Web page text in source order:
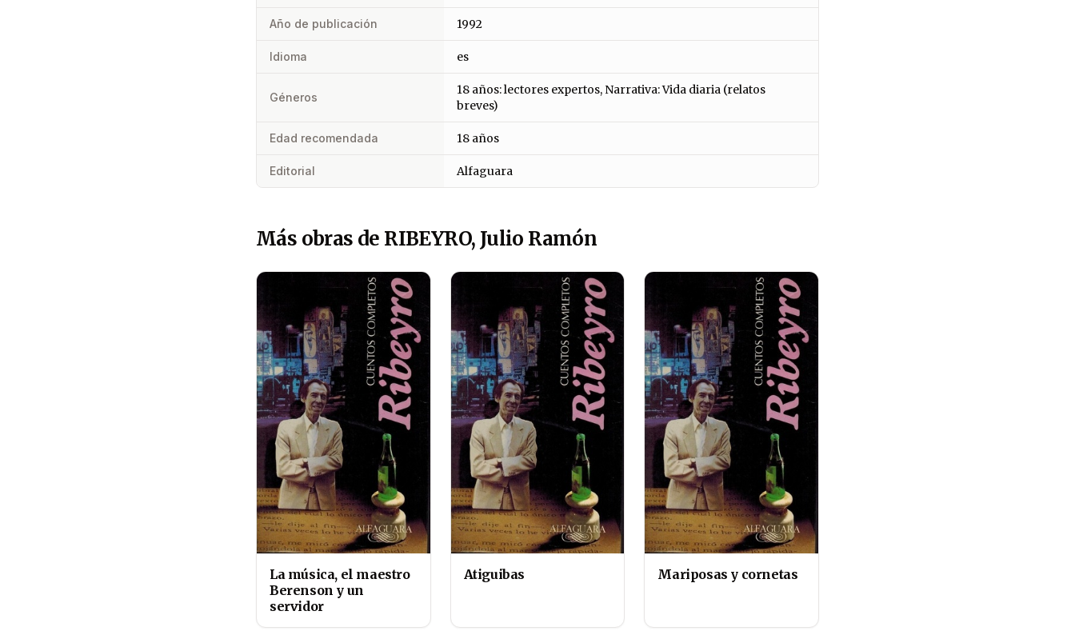
Año de publicación 1992
Idioma es
Géneros
18 años: lectores expertos, Narrativa: Vida diaria (relatos
breves)
Edad recomendada 18 años
Editorial Alfaguara
Más obras de RIBEYRO, Julio Ramón
La música, el maestro
Berenson y un
servidor
Atiguibas Mariposas y cornetas